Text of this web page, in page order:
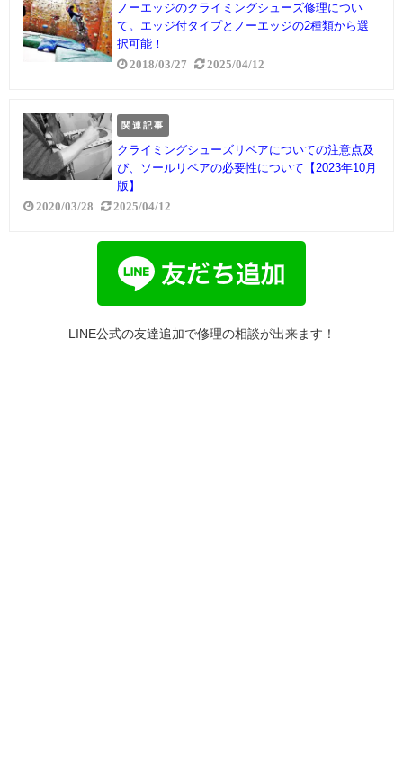
ノーエッジのクライミングシューズ修理につい
て。エッジ付タイプとノーエッジの2種類から選
択可能！
2018/03/27 2025/04/12
関連記事
クライミングシューズリペアについての注意点及
び、ソールリペアの必要性について【2023年10月
版】
2020/03/28 2025/04/12
LINE公式の友達追加で修理の相談が出来ます！